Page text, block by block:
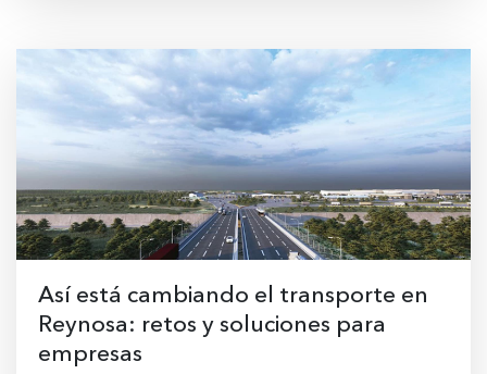
Así está cambiando el transporte en
Reynosa: retos y soluciones para
empresas